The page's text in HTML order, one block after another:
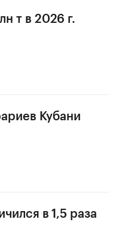
т в 2026 г.
Кубани
в 1,5 раза